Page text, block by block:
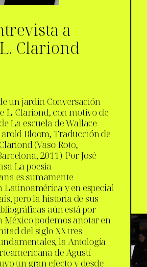
a
Clariond
un jardín Conversación
L. Clariond, con motivo de
La escuela de Wallace
Bloom, Traducción de
(Vaso Roto,
2011). Por José
La poesía
es sumamente
Latinoamérica y en especial
pero la historia de sus
aún está por
México podemos anotar en
del siglo XX tres
la Antología
de Agustí
un gran efecto y desde